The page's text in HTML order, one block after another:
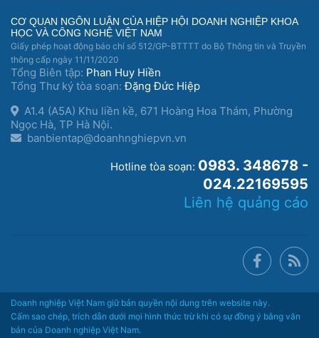
CƠ QUAN NGÔN LUẬN CỦA HIỆP HỘI DOANH NGHIỆP KHOA
HỌC VÀ CÔNG NGHỆ VIỆT NAM
Giấy phép hoạt động báo chí số 512/GP-BTTTT do Bộ Thông tin và Truyền
thông cấp ngày 11/11/2020
Tổng Biên tập: Phan Huy Hiền
Tổng Thư ký tòa soạn:Đặng Đức Hiệp
A1.4 (A5A) Khu liền kề, 671 Hoàng Hoa Thám, Phường
Ngọc Hà, TP Hà Nội.
banbientap@doanhnghiepvn.vn
Hotline tòa soạn: 0983. 348678 -
024.22169595
Liên hệ quảng cáo
Doanh nghiệp Việt Nam giữ bản quyền nội dung trên website này.
Cấm sao chép, trích dẫn dưới mọi hình thức trừ khi có sự đồng ý bằng văn
bản của Doanh nghiệp Việt Nam.